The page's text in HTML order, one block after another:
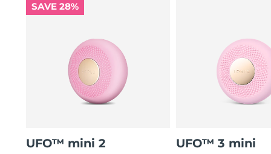
SAVE 28%
UFO™ mini 2 UFO™ 3 mini